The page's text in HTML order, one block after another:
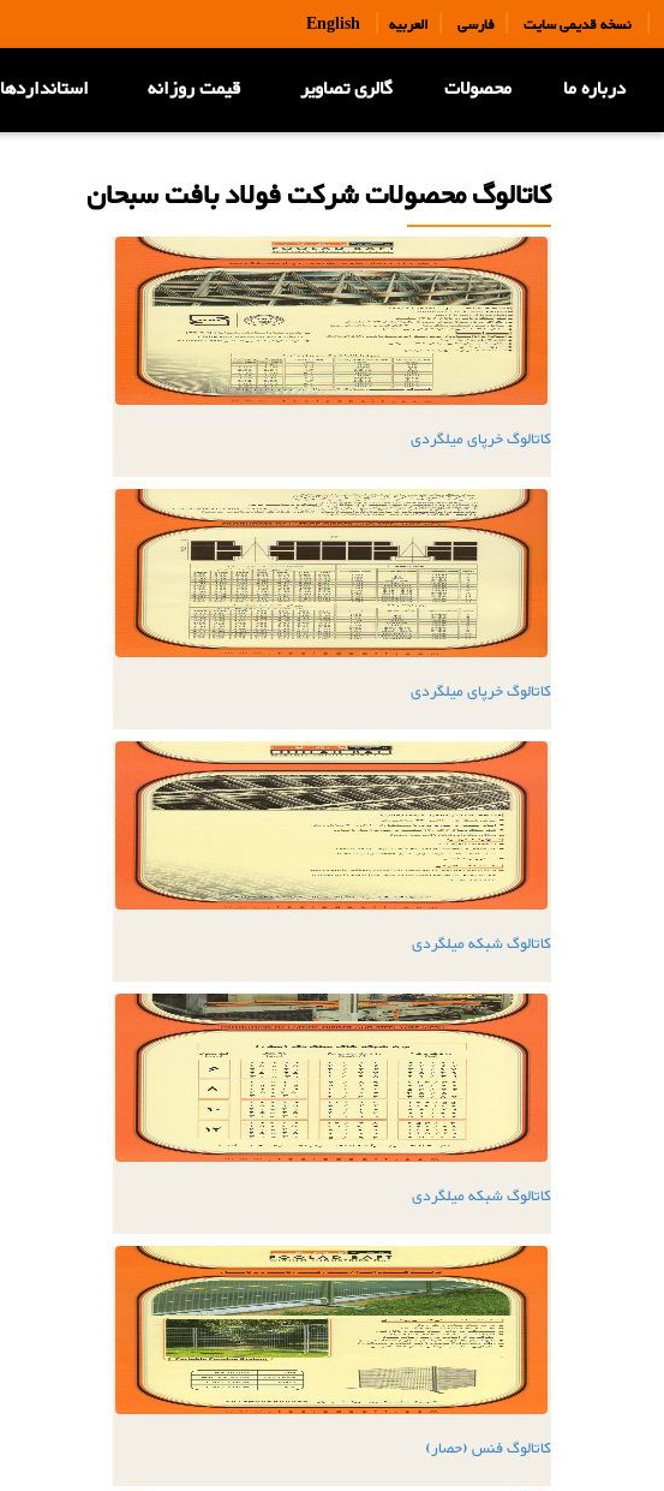
English| نسخه قدیمی سایت |فارسی | العربیه |
درباره ما محصولات گالری تصاویر قیمت روزانه استانداردها
کاتالوگ محصولات شرکت فولاد بافت سبحان
کاتالوگ خرپای میلگردی
کاتالوگ خرپای میلگردی
کاتالوگ شبکه میلگردی
کاتالوگ شبکه میلگردی
کاتالوگ فنس (حصار)